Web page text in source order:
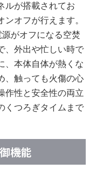
ルが搭載されてお
オフが行えます。
がオフになる空焚
、外出や忙しい時で
、本体自体が熱くな
、触っても火傷の心
作性と安全性の両立
くつろぎタイムまで
機能